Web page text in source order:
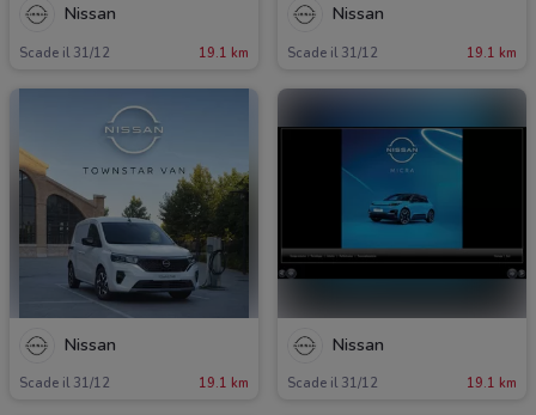
Nissan
Scade il 31/12 19.1 km
Nissan
Scade il 31/12 19.1 km
Nissan
Scade il 31/12 19.1 km
Nissan
Scade il 31/12 19.1 km